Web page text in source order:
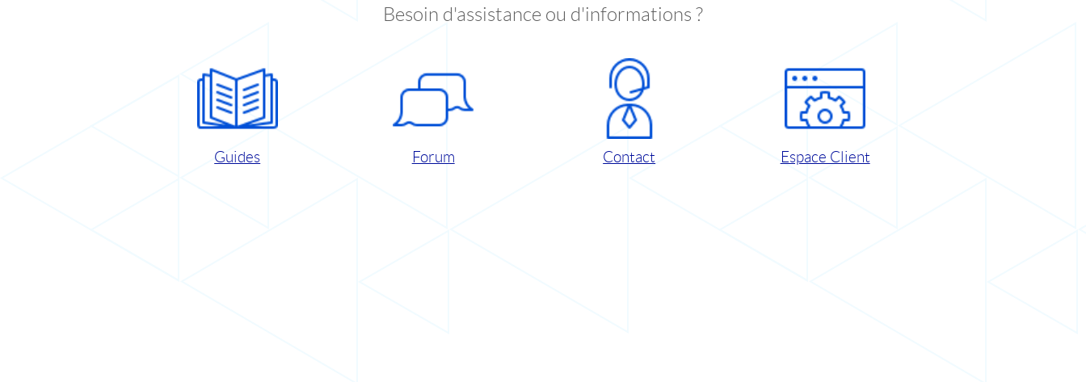
Besoin d'assistance ou d'informations ?
Guides Forum Contact Espace Client